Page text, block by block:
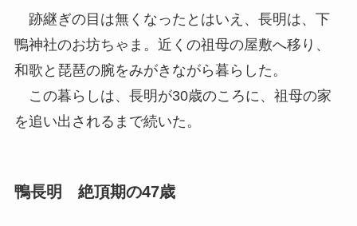
跡継ぎの目は無くなったとはいえ、長明は、下
鴨神社のお坊ちゃま。近くの祖母の屋敷へ移り、
和歌と琵琶の腕をみがきながら暮らした。
この暮らしは、長明が30歳のころに、祖母の家
を追い出されるまで続いた。
鴨長明 絶頂期の47歳